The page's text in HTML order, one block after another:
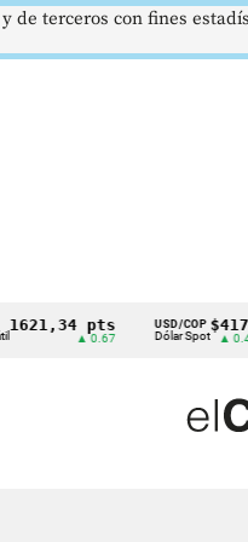
pts USD/COP
Dólar Spot
$4178
▲ 0.42
de terceros con fines